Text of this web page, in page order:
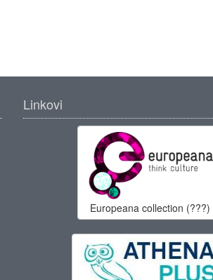
Linkovi
Europeana collection (???)